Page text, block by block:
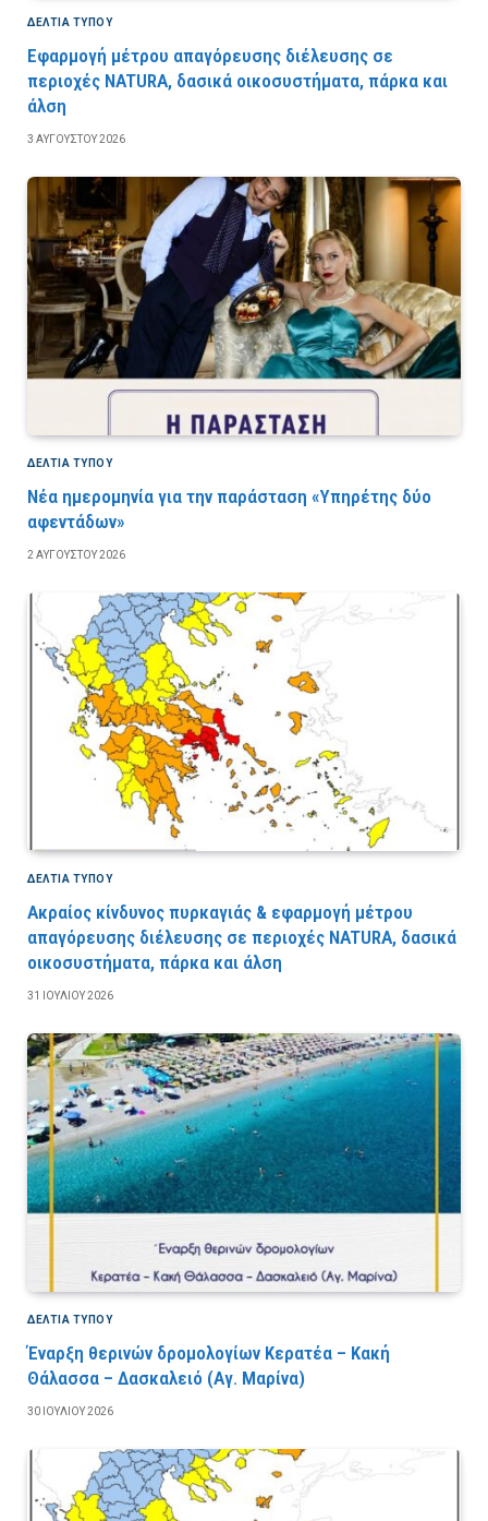
ΔΕΛΤΙΑ ΤΥΠΟΥ
Εφαρμογή μέτρου απαγόρευσης διέλευσης σε
περιοχές NATURA, δασικά οικοσυστήματα, πάρκα και
άλση
3 ΑΥΓΟΎΣΤΟΥ 2026
ΔΕΛΤΙΑ ΤΥΠΟΥ
Νέα ημερομηνία για την παράσταση «Υπηρέτης δύο
αφεντάδων»
2 ΑΥΓΟΎΣΤΟΥ 2026
ΔΕΛΤΙΑ ΤΥΠΟΥ
Ακραίος κίνδυνος πυρκαγιάς & εφαρμογή μέτρου
απαγόρευσης διέλευσης σε περιοχές NATURA, δασικά
οικοσυστήματα, πάρκα και άλση
31 ΙΟΥΛΊΟΥ 2026
ΔΕΛΤΙΑ ΤΥΠΟΥ
Έναρξη θερινών δρομολογίων Κερατέα – Κακή
Θάλασσα – Δασκαλειό (Αγ. Μαρίνα)
30 ΙΟΥΛΊΟΥ 2026